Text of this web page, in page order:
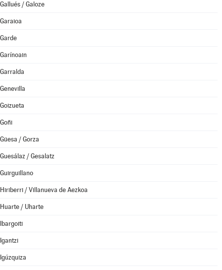
Gallués / Galoze
Garaioa
Garde
Garínoain
Garralda
Genevilla
Goizueta
Goñi
Güesa / Gorza
Guesálaz / Gesalatz
Guirguillano
Hiriberri / Villanueva de Aezkoa
Huarte / Uharte
Ibargoiti
Igantzi
Igúzquiza